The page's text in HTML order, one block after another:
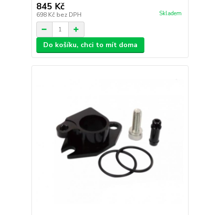
845 Kč
698 Kč bez DPH Skladem
Do košíku, chci to mít doma